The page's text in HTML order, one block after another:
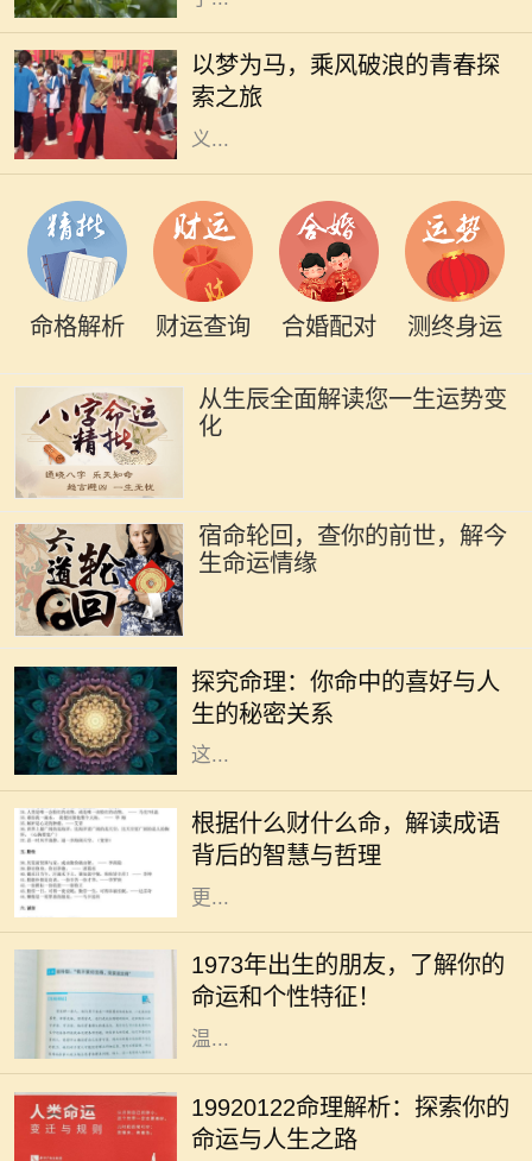
以梦为马，乘风破浪的青春探
索之旅
生活是一场漫长的旅程，每个人都在
自己的旅途中追寻着梦想。无论是平
凡的日常，还是波澜壮阔的冒险，我
们都在用自己的方式诠释着梦想的意
义...
命格解析 财运查询 合婚配对 测终身运
从生辰全面解读您一生运势变
化
宿命轮回，查你的前世，解今
生命运情缘
探究命理：你命中的喜好与人
生的秘密关系
人们关注的一个重要领域。通过生辰
八字，许多人尝试了解自己的命运，
探索人生的喜好和方向。我们常听到
这...
根据什么财什么命，解读成语
背后的智慧与哲理
在中华文化的浩瀚海洋中，成语作为
语言的瑰宝，蕴含着深刻的道理和智
慧。“根据什么财什么命”这一说法，
启示我们通过对成语的解读，能够
更...
1973年出生的朋友，了解你的
命运和个性特征！
你是否曾经好奇过，1973年出生的人
究竟有着怎样的命运与个性？在中国
传统命理学中，1973年属于水兔年。
水兔既象征着灵动与智慧，又代表着
温...
19920122命理解析：探索你的
命运与人生之路
人生如梦，命运似水，每个人的生辰
八字都藏着独特的秘密。对于出生于
1992年1月22日的人来说，他们的命
理特征和人生道路又有什么样的特别